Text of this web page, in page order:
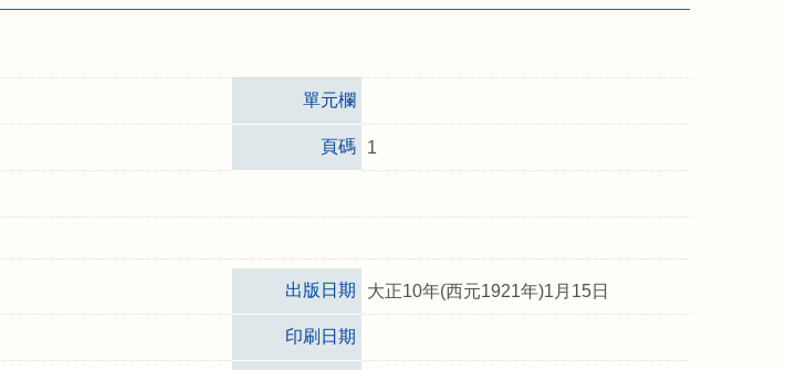
單元欄
頁碼 1
出版日期 大正10年(西元1921年)1月15日
印刷日期